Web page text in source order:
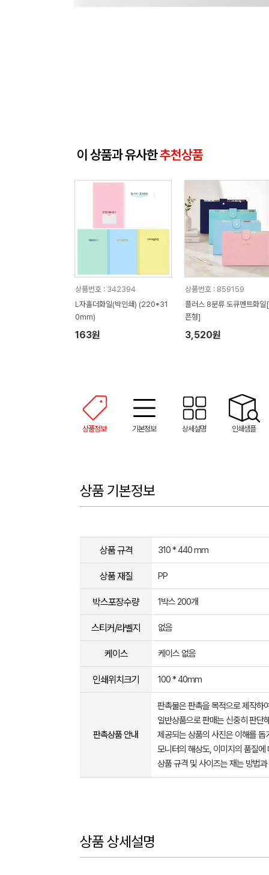
이 상품과 유사한추천상품
상품번호 : 342394
L자홀더화일(박인쇄) (220*31
0mm)
163원
상품번호 : 859159
플러스 8분류 도큐멘트화일
픈형]
3,520원
상품정보 기본정보 상세설명 인쇄샘플
상품 기본정보
상품 규격 310 * 440 mm
상품 재질 PP
박스포장수량 1박스 200개
스티커/라벨지 없음
케이스 케이스 없음
인쇄위치크기 100 * 40mm
판촉상품 안내
판촉물은 판촉을 목적으로 제작하
일반상품으로 판매는 신중히 판단
제공되는 상품의 사진은 이해를
모니터의 해상도, 이미지의 품질
상품 규격 및 사이즈는 재는 방법
상품 상세설명